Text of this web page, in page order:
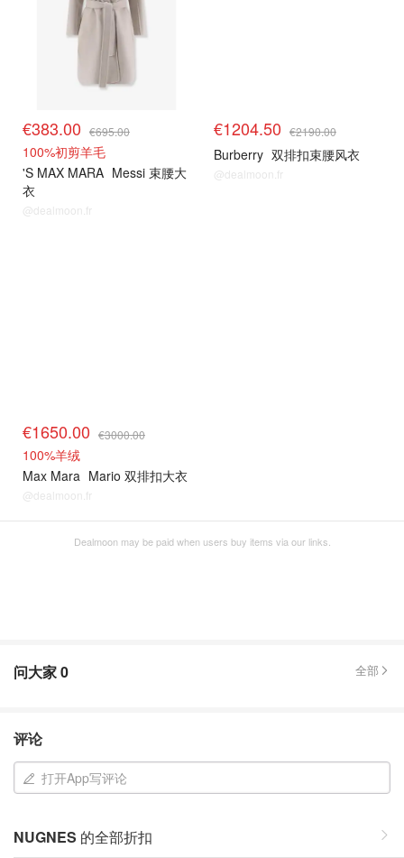
€383.00 €695.00
100%初剪羊毛
'S MAX MARA Messi 束腰大
衣
@dealmoon.fr
€1204.50 €2190.00
Burberry 双排扣束腰风衣
@dealmoon.fr
€1650.00 €3000.00
100%羊绒
Max Mara Mario 双排扣大衣
@dealmoon.fr
Dealmoon may be paid when users buy items via our links.
问大家0 全部
评论
打开App写评论
NUGNES 的全部折扣